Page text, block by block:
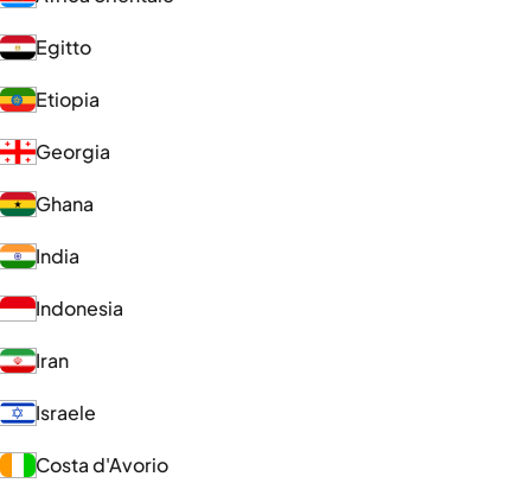
Egitto
Etiopia
Georgia
Ghana
India
Indonesia
Iran
Israele
Costa d'Avorio